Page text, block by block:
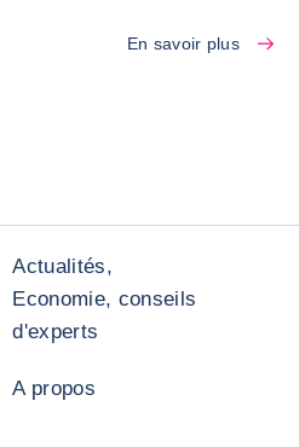
En savoir plus
Actualités,
Economie, conseils
d'experts
A propos